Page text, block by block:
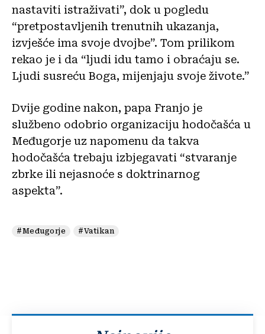
nastaviti istraživati”, dok u pogledu
“pretpostavljenih trenutnih ukazanja,
izvješće ima svoje dvojbe”. Tom prilikom
rekao je i da “ljudi idu tamo i obraćaju se.
Ljudi susreću Boga, mijenjaju svoje živote.”
Dvije godine nakon, papa Franjo je
službeno odobrio organizaciju hodočašća u
Međugorje uz napomenu da takva
hodočašća trebaju izbjegavati “stvaranje
zbrke ili nejasnoće s doktrinarnog
aspekta”.
#Međugorje #Vatikan